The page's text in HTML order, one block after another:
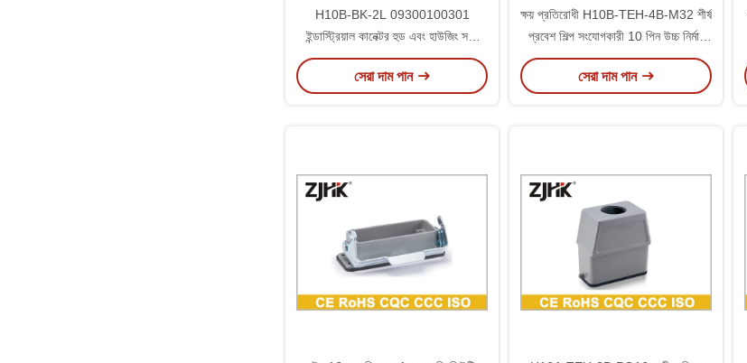
H10B-BK-2L 09300100301
ইন্ডাস্ট্রিয়াল কানেক্টর হুড এবং হাউজিং সঙ্গে
নীচে খোলা বেস
সেরা দাম পান
ক্ষয় প্রতিরোধী H10B-TEH-4B-M32 শীর্ষ
প্রবেশ শিল্প সংযোগকারী 10 পিন উচ্চ নির্মাণ
19300100427
সেরা দাম পান